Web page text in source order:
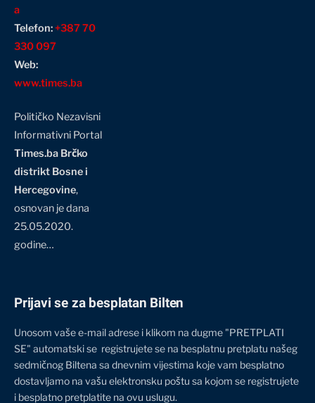
a
Telefon:+387 70
330 097
Web:
www.times.ba
Političko Nezavisni
Informativni Portal
Times.ba Brčko
distrikt Bosne i
Hercegovine,
osnovan je dana
25.05.2020.
godine…
Prijavi se za besplatan Bilten
Unosom vaše e-mail adrese i klikom na dugme "PRETPLATI
SE" automatski se registrujete se na besplatnu pretplatu našeg
sedmičnog Biltena sa dnevnim vijestima koje vam besplatno
dostavljamo na vašu elektronsku poštu sa kojom se registrujete
i besplatno pretplatite na ovu uslugu.